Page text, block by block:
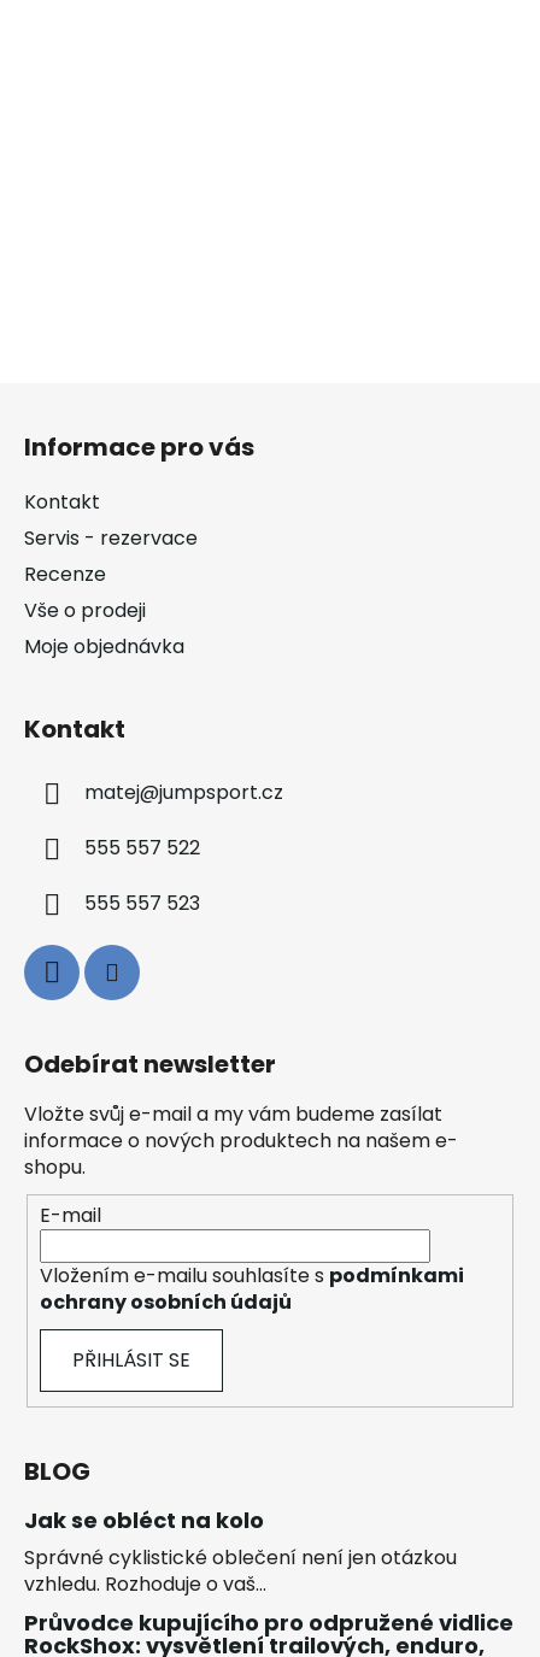
Informace pro vás
Kontakt
Servis - rezervace
Recenze
Vše o prodeji
Moje objednávka
Kontakt
matej@jumpsport.cz
555 557 522
555 557 523
Odebírat newsletter
Vložte svůj e-mail a my vám budeme zasílat
informace o nových produktech na našem e-
shopu.
E-mail
Vložením e-mailu souhlasíte s podmínkami
ochrany osobních údajů
PŘIHLÁSIT SE
BLOG
Jak se obléct na kolo
Správné cyklistické oblečení není jen otázkou
vzhledu. Rozhoduje o vaš...
Průvodce kupujícího pro odpružené vidlice
RockShox: vysvětlení trailových, enduro,